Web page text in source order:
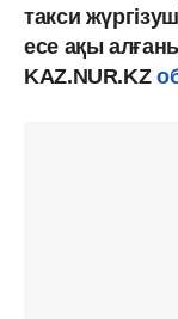
такси
есе ақы
KAZ.NUR.KZ